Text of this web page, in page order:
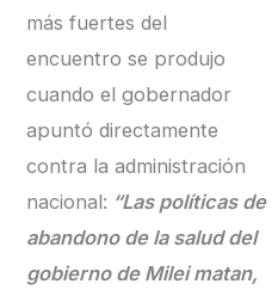
más fuertes del
encuentro se produjo
cuando el gobernador
apuntó directamente
contra la administración
nacional: “Las políticas de
abandono de la salud del
gobierno de Milei matan,